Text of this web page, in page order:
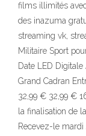
films illimités
des inazuma
streaming vk,
Militaire Sport
Date LED
Grand Cadran
32,99 € 32,99 €
la finalisation de
Recevez-le mardi